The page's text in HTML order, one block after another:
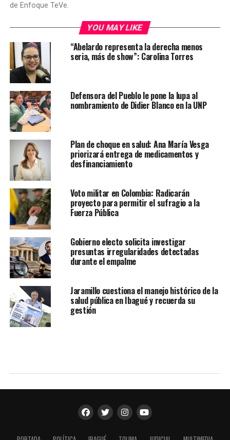
de Enfoque TeVe.
YOU MAY LIKE
“Abelardo representa la derecha menos
seria, más de show”: Carolina Torres
Defensora del Pueblo le pone la lupa al
nombramiento de Didier Blanco en la UNP
Plan de choque en salud: Ana María Vesga
priorizará entrega de medicamentos y
desfinanciamiento
Voto militar en Colombia: Radicarán
proyecto para permitir el sufragio a la
Fuerza Pública
Gobierno electo solicita investigar
presuntas irregularidades detectadas
durante el empalme
Jaramillo cuestiona el manejo histórico de la
salud pública en Ibagué y recuerda su
gestión